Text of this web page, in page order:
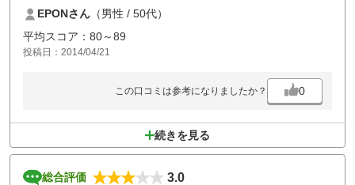
インターからゴルフ場まで、ローソン、セブンイレブンなどコンビニた
くさんあります。
EPONさん （男性 / 50代）
平均スコア：80～89
投稿日：2014/04/21
この口コミは参考になりましたか？ 0
続きを見る
総合評価
3.0